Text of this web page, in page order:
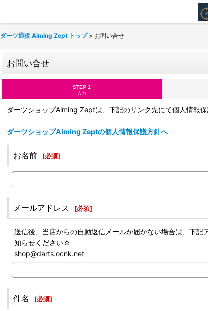
ダーツ通販 Aiming Zept トップ > お問い合せ
お問い合せ
STEP 1
入力
ダーツショップAiming Zeptは、下記のリンク先にて個人情報
ダーツショップAiming Zeptの個人情報保護方針へ
お名前 [必須]
メールアドレス [必須]
送信後、当店からの自動返信メールが届かない場合は、下
知らせください☆
shop@darts.ocnk.net
件名 [必須]